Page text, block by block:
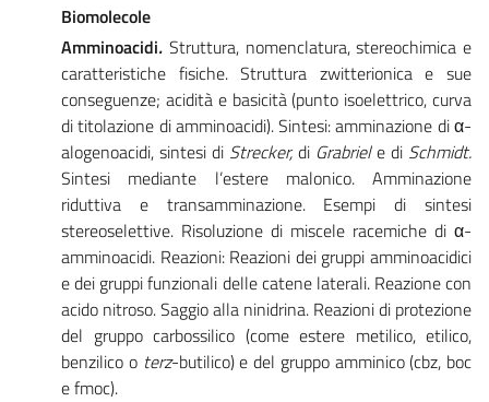
Biomolecole
Amminoacidi. Struttura, nomenclatura, stereochimica e
caratteristiche fisiche. Struttura zwitterionica e sue
conseguenze; acidità e basicità (punto isoelettrico, curva
di titolazione di amminoacidi). Sintesi: amminazione di α-
alogenoacidi, sintesi di Strecker, di Grabriele di Schmidt.
Sintesi mediante l’estere malonico. Amminazione
riduttiva e transamminazione. Esempi di sintesi
stereoselettive. Risoluzione di miscele racemiche di α-
amminoacidi. Reazioni: Reazioni dei gruppi amminoacidici
e dei gruppi funzionali delle catene laterali. Reazione con
acido nitroso. Saggio alla ninidrina. Reazioni di protezione
del gruppo carbossilico (come estere metilico, etilico,
benzilico o terz-butilico) e del gruppo amminico (cbz, boc
e fmoc).